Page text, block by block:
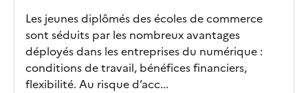
Les jeunes diplômés des écoles de commerce
sont séduits par les nombreux avantages
déployés dans les entreprises du numérique :
conditions de travail, bénéfices financiers,
flexibilité. Au risque d’acc...